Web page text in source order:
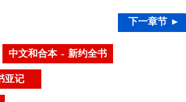
下一章节 ►
中文和合本 – 新约全书
亚记